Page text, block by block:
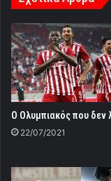
Ο Ολυμπιακός που δεν
22/07/2021